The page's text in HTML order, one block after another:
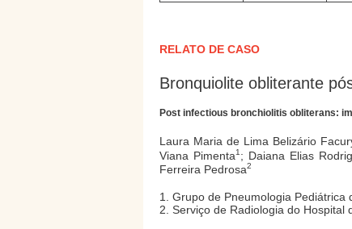
RELATO DE CASO
Bronquiolite obliterante
Post infectious bronchiolitis obliterans:
Laura Maria de Lima Belizário
Viana Pimenta1 ; Daiana Elias
Ferreira Pedrosa2
1. Grupo de Pneumologia
2. Serviço de Radiologia do